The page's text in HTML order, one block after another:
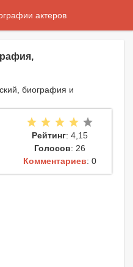
Рейтинг: 4,15
Голосов: 26
Комментариев: 0